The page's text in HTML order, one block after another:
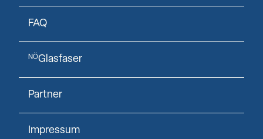
FAQ
NÖGlasfaser
Partner
Impressum